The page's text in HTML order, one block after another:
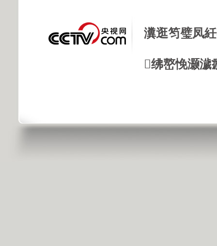
瀵逛笉璧凤
绋嶅悗灏